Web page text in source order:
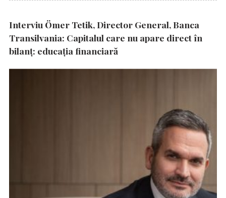
Interviu Ömer Tetik, Director General, Banca
Transilvania: Capitalul care nu apare direct în
bilanț: educația financiară